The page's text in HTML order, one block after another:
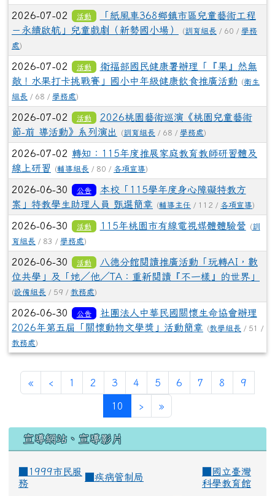
2026-07-02 活動
「紙風車368鄉鎮市區兒童藝術工程
－永續啟航」兒童戲劇（新勢國小場）
(訓育組長 / 60 / 學務
處)
2026-07-02 活動
衛福部國民健康署辦理「『果』然無
敵！水果打卡挑戰賽」國小中年級健康飲食推廣活動
(衛生
組長 / 68 / 學務處)
2026-07-02 活動
2026桃園藝術巡演《桃園兒童藝術
節-前 導活動》系列演出
(訓育組長 / 68 / 學務處)
2026-07-02 轉知：115年度推展家庭教育教師研習體及
線上研習
(輔導組長 / 80 / 各項宣導)
2026-06-30 公告
本校「115學年度身心障礙特教方
案」特教學生助理人員 甄選簡章
(輔導主任 / 112 / 各項宣導)
2026-06-30 活動 115年桃園市有線電視媒體體驗營 (訓
育組長 / 83 / 學務處)
2026-06-30 活動
八德分館閱讀推廣活動「玩轉AI，數
位共學」及「她／他／TA：重新閱讀『不一樣』的世界」
(設備組長 / 59 / 教務處)
2026-06-30 公告
社團法人中華民國關懷生命協會辦理
2026年第五屆「關懷動物文學獎」活動簡章
(教學組長 / 51 /
教務處)
« ‹ 1 2 3 4 5 6 7 8 9
10 (current)
› »
宣導網站、宣導影片
■1999市民服
務
疾病管制局
國立臺灣
科學教育館